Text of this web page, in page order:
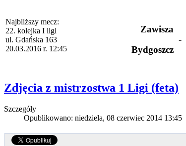
Najbliższy mecz:
22. kolejka I ligi
ul. Gdańska 163
20.03.2016 r. 12:45
Zawisza
Bydgoszcz
-
Zdjęcia z mistrzostwa 1 Ligi (feta)
Szczegóły
Opublikowano: niedziela, 08 czerwiec 2014 13:45